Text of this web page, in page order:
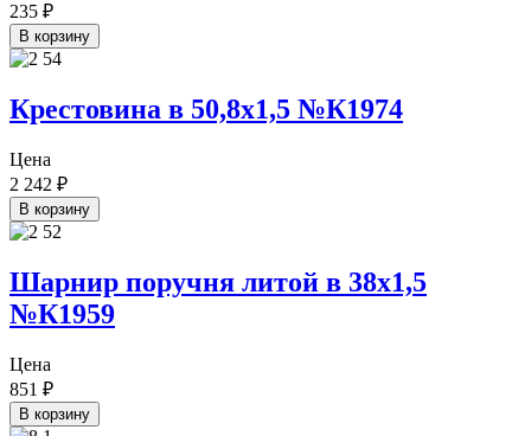
235 ₽
В корзину
Крестовина в 50,8х1,5 №К1974
Цена
2 242 ₽
В корзину
Шарнир поручня литой в 38х1,5
№К1959
Цена
851 ₽
В корзину